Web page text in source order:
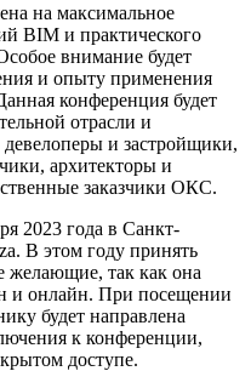
на максимальное
BIM и практического
внимание будет
и опыту применения
конференция будет
отрасли и
и застройщики,
архитекторы и
заказчики ОКС.
2023 года в Санкт-
В этом году принять
желающие, так как она
и онлайн. При посещении
будет направлена
к конференции,
доступе.